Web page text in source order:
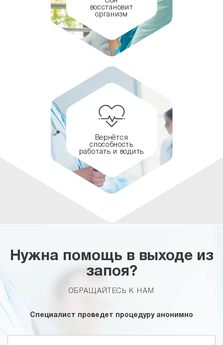
восстановит
организм
Вернётся
способность
работать и водить
Нужна помощь в выходе из
запоя?
ОБРАЩАЙТЕСЬ К НАМ
Специалист проведет процедуру анонимно